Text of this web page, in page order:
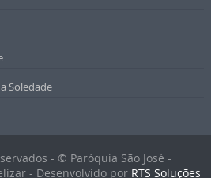
Soledade
- © Paróquia São José -
- Desenvolvido por RTS Soluções